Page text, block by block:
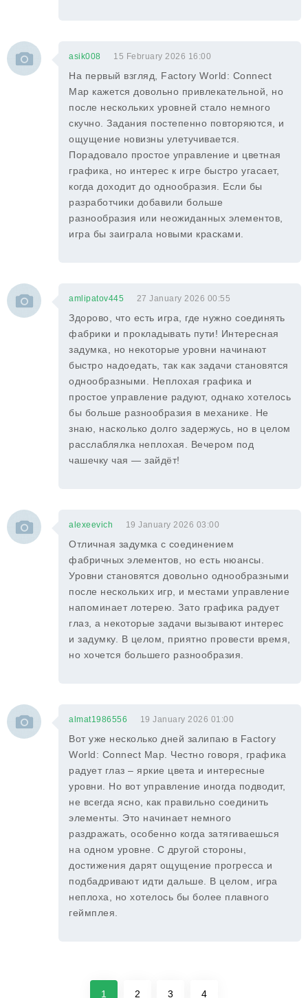
asik008 15 February 2026 16:00
На первый взгляд, Factory World: Connect
Map кажется довольно привлекательной, но
после нескольких уровней стало немного
скучно. Задания постепенно повторяются, и
ощущение новизны улетучивается.
Порадовало простое управление и цветная
графика, но интерес к игре быстро угасает,
когда доходит до однообразия. Если бы
разработчики добавили больше
разнообразия или неожиданных элементов,
игра бы заиграла новыми красками.
amlipatov445 27 January 2026 00:55
Здорово, что есть игра, где нужно соединять
фабрики и прокладывать пути! Интересная
задумка, но некоторые уровни начинают
быстро надоедать, так как задачи становятся
однообразными. Неплохая графика и
простое управление радуют, однако хотелось
бы больше разнообразия в механике. Не
знаю, насколько долго задержусь, но в целом
расслаблялка неплохая. Вечером под
чашечку чая — зайдёт!
alexeevich 19 January 2026 03:00
Отличная задумка с соединением
фабричных элементов, но есть нюансы.
Уровни становятся довольно однообразными
после нескольких игр, и местами управление
напоминает лотерею. Зато графика радует
глаз, а некоторые задачи вызывают интерес
и задумку. В целом, приятно провести время,
но хочется большего разнообразия.
almat1986556 19 January 2026 01:00
Вот уже несколько дней залипаю в Factory
World: Connect Map. Честно говоря, графика
радует глаз – яркие цвета и интересные
уровни. Но вот управление иногда подводит,
не всегда ясно, как правильно соединить
элементы. Это начинает немного
раздражать, особенно когда затягиваешься
на одном уровне. С другой стороны,
достижения дарят ощущение прогресса и
подбадривают идти дальше. В целом, игра
неплоха, но хотелось бы более плавного
геймплея.
1 2 3 4